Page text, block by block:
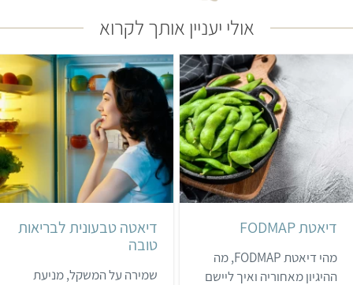
אולי יעניין אותך לקרוא
דיאטת FODMAP
מהי דיאטת FODMAP, מה
ההיגיון מאחוריה ואיך ליישם
דיאטה טבעונית לבריאות
טובה
שמירה על המשקל, מניעת